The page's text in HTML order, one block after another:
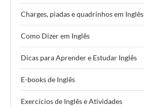
Charges, piadas e quadrinhos em Inglês
Como Dizer em Inglês
Dicas para Aprender e Estudar Inglês
E-books de Inglês
Exercícios de Inglês e Atividades